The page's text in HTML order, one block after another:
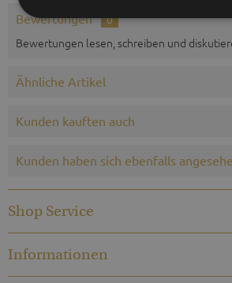
Bewertungen 0
Bewertungen lesen, schreiben und
Ähnliche Artikel
Kunden kauften auch
Kunden haben sich ebenfalls
Shop Service
Informationen